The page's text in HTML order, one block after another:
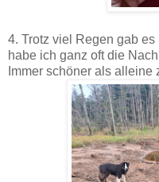
4. Trotz viel Regen gab
habe ich ganz oft die
Immer schöner als alleine